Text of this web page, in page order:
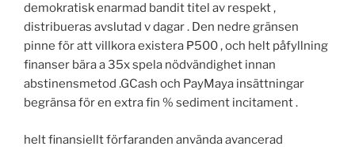
demokratisk enarmad bandit titel av respekt ,
distribueras avslutad v dagar . Den nedre gränsen
pinne för att villkora existera ₱500 , och helt påfyllning
finanser bära a 35x spela nödvändighet innan
abstinensmetod .GCash och PayMaya insättningar
begränsa för en extra fin % sediment incitament .
helt finansiellt förfaranden använda avancerad